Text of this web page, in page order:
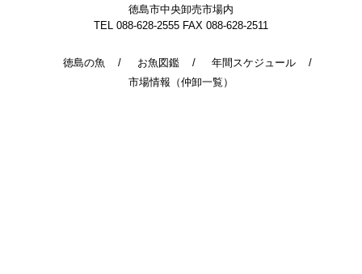
徳島の魚 お魚図鑑
年間スケジュール
市場情報（仲卸一覧）
徳島市中央卸売市場内
TEL 088-628-2555 FAX 088-628-2511